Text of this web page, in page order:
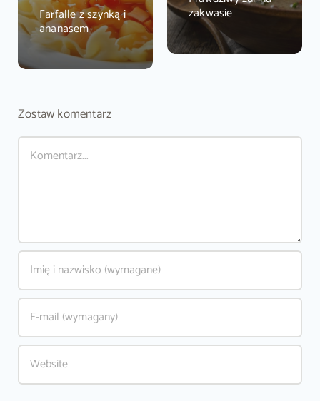
Farfalle z szynką i
ananasem
zakwasie
Zostaw komentarz
Comment